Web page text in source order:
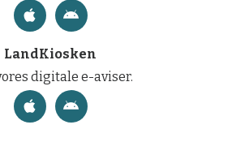
LandKiosken
digitale e-aviser.